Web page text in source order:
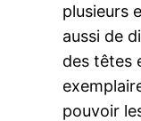
plusieurs
aussi de
des têtes
pouvoir